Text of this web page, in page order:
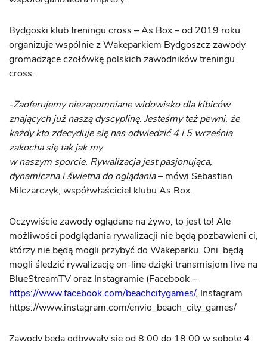
Bydgoski klub treningu cross – As Box – od 2019 roku
organizuje wspólnie z Wakeparkiem Bydgoszcz zawody
gromadzące czołówkę polskich zawodników treningu
cross.
-Zaoferujemy niezapomniane widowisko dla kibiców
znających już naszą dyscyplinę. Jesteśmy też pewni, że
każdy kto zdecyduje się nas odwiedzić 4 i 5 września
zakocha się tak jak my
w naszym sporcie. Rywalizacja jest pasjonująca,
dynamiczna i świetna do oglądania– mówi Sebastian
Milczarczyk, współwłaściciel klubu As Box.
Oczywiście zawody oglądane na żywo, to jest to! Ale
możliwości podglądania rywalizacji nie będą pozbawieni ci,
którzy nie będą mogli przybyć do Wakeparku. Oni będą
mogli śledzić rywalizację on-line dzięki transmisjom live na
BlueStreamTV oraz Instagramie (Facebook –
https://www.facebook.com/beachcitygames/, Instagram
https://www.instagram.com/envio_beach_city_games/